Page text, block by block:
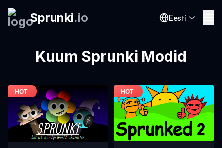
Sprunki.io Eesti
Kuum Sprunki Modid